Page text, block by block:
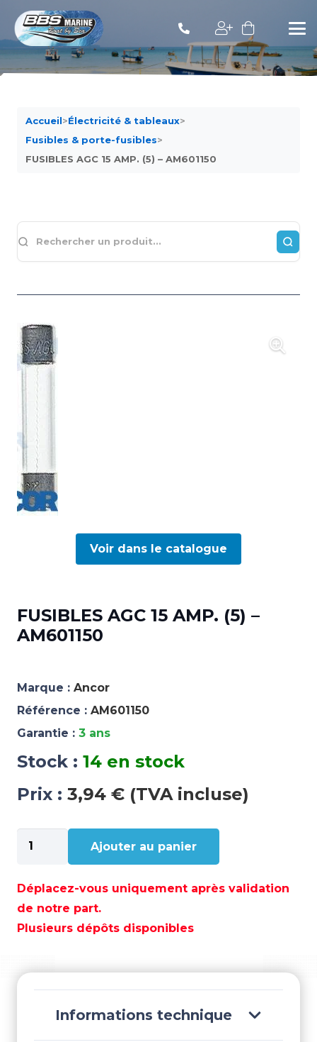
Accueil>Électricité & tableaux>
Fusibles & porte-fusibles>
FUSIBLES AGC 15 AMP. (5) – AM601150
Voir dans le catalogue
FUSIBLES AGC 15 AMP. (5) –
AM601150
Marque : Ancor
Référence : AM601150
Garantie : 3 ans
Stock : 14 en stock
Prix : 3,94 € (TVA incluse)
quantité
de
AGC
15
AMP.
AM601150
Ajouter au panier
Déplacez-vous uniquement après validation
de notre part.
Plusieurs dépôts disponibles
Informations technique